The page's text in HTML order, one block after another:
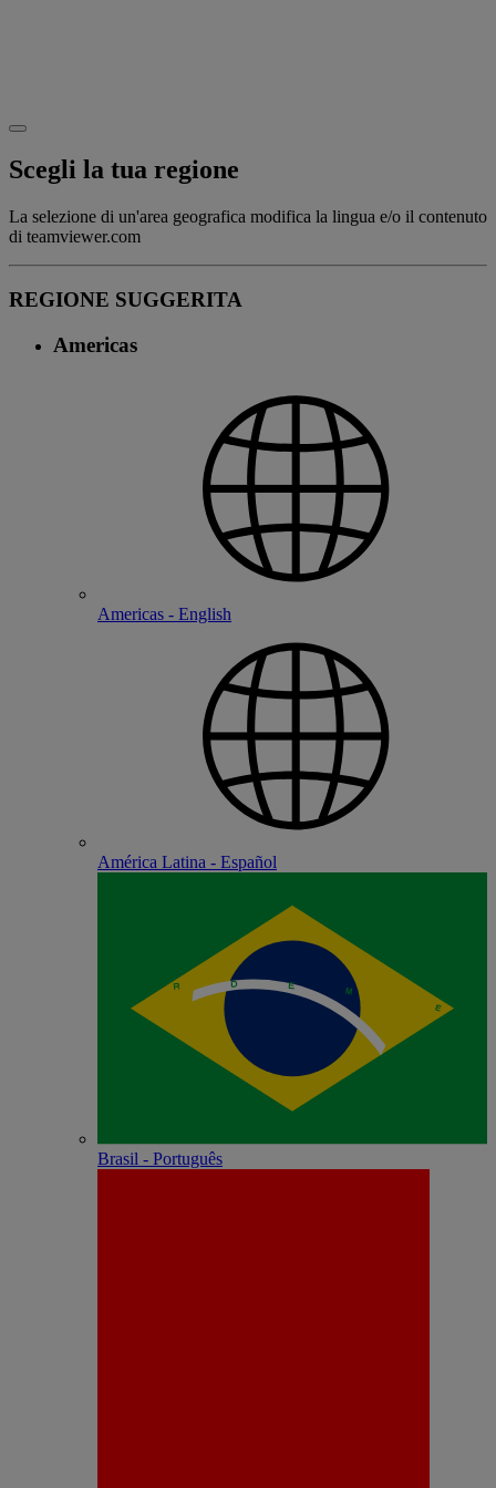
Scegli la tua regione
La selezione di un'area geografica modifica la lingua e/o il contenuto
di teamviewer.com
REGIONE SUGGERITA
Americas
Americas - English
América Latina - Español
Brasil - Português